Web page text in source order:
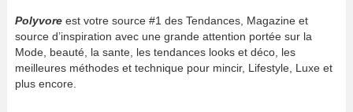
Polyvore est votre source #1 des Tendances, Magazine et
source d’inspiration avec une grande attention portée sur la
Mode, beauté, la sante, les tendances looks et déco, les
meilleures méthodes et technique pour mincir, Lifestyle, Luxe et
plus encore.